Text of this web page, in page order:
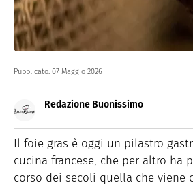
Pubblicato: 07 Maggio 2026
Redazione Buonissimo
quale trovi idee veloci, facili e
Il foie gras è oggi un pilastro
cucina francese, che per altro ha
corso dei secoli quella che viene